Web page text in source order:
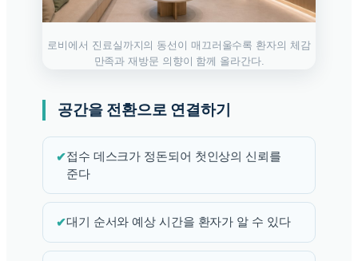
로비에서 진료실까지의 동선이 매끄러울수록 환자의 체감
만족과 재방문 의향이 함께 올라간다.
공간을 전환으로 연결하기
✔접수 데스크가 정돈되어 첫인상의 신뢰를
준다
✔대기 순서와 예상 시간을 환자가 알 수 있다